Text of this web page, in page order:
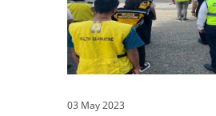
03 May 2023